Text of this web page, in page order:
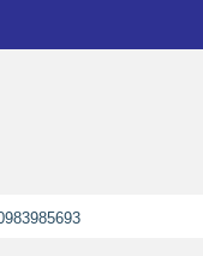
công bố điểm